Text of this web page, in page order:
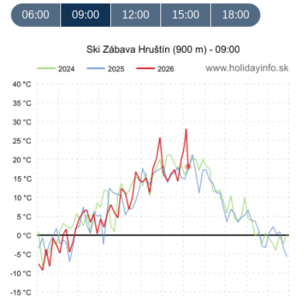
06:00 09:00 12:00 15:00 18:00